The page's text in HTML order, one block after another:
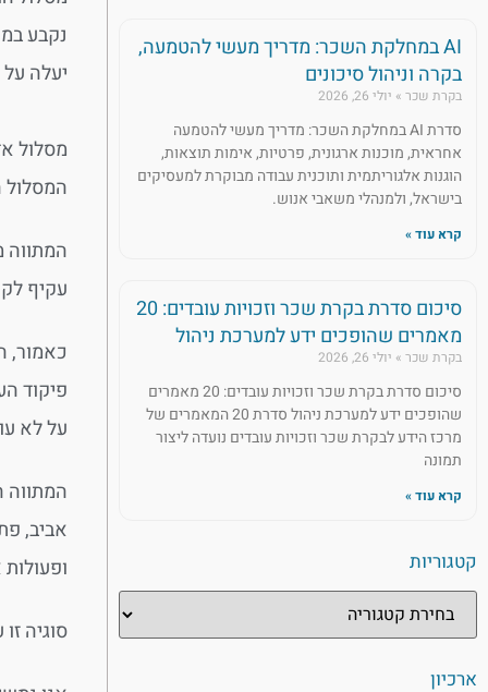
AI במחלקת השכר: מדריך מעשי להטמעה,
בקרה וניהול סיכונים
בקרת שכר יולי 26, 2026
סדרת AI במחלקת השכר: מדריך מעשי להטמעה
אחראית, מוכנות ארגונית, פרטיות, אימות תוצאות,
הוגנות אלגוריתמית ותוכנית עבודה מבוקרת למעסיקים
בישראל, ולמנהלי משאבי אנוש.
קרא עוד »
סיכום סדרת בקרת שכר וזכויות עובדים: 20
מאמרים שהופכים ידע למערכת ניהול
בקרת שכר יולי 26, 2026
סיכום סדרת בקרת שכר וזכויות עובדים: 20 מאמרים
שהופכים ידע למערכת ניהול סדרת 20 המאמרים של
מרכז הידע לבקרת שכר וזכויות עובדים נועדה ליצור
תמונה
קרא עוד »
קטגוריות
ארכיון
נקבע
יעלה על 1 מיליון שקלים.
המסלול
המתווה
עקיף
כאמור,
על לא
המתווה
אביב,
סוגיה